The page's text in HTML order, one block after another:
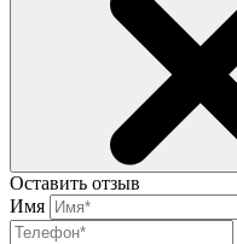
Оставить отзыв
Имя